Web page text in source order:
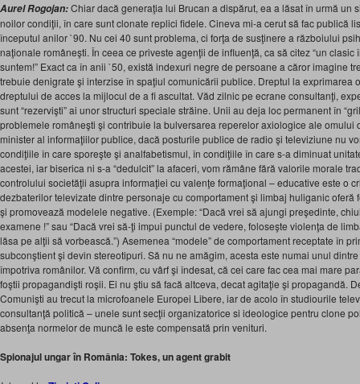
Aurel Rogojan:Chiar dacă generaţia lui Brucan a dispărut, ea a lăsat în urmă un
noilor condiţii, în care sunt clonate replici fidele. Cineva mi-a cerut să fac publică
începutul anilor `90. Nu cei 40 sunt problema, ci forţa de susţinere a războiului
naţionale româneşti. În ceea ce priveste agenţii de influenţă, ca să citez “un clasic
suntem!” Exact ca în anii `50, există indexuri negre de persoane a căror imagine
trebuie denigrate şi interzise în spaţiul comunicării publice. Dreptul la exprimarea
dreptului de acces la mijlocul de a fi ascultat. Văd zilnic pe ecrane consultanţi,
sunt “rezervişti” ai unor structuri speciale străine. Unii au deja loc permanent în
problemele româneşti şi contribuie la bulversarea reperelor axiologice ale omului
minister al informaţiilor publice, dacă posturile publice de radio şi televiziune nu
condiţiile în care sporeşte şi analfabetismul, în condiţiile în care s-a diminuat
acestei, iar biserica ni s-a “dedulcit” la afaceri, vom rămâne fără valorile morale
controlului societăţii asupra informaţiei cu valenţe formaţional – educative este o
dezbaterilor televizate dintre personaje cu comportament şi limbaj huliganic oferă
şi promovează modelele negative. (Exemple: “Dacă vrei să ajungi preşedinte,
examene !” sau “Dacă vrei să-ţi impui punctul de vedere, foloseşte violenţa de
lăsa pe alţii să vorbească.”) Asemenea “modele” de comportament receptate în
subconştient şi devin stereotipuri. Să nu ne amăgim, acesta este numai unul
împotriva românilor. Vă confirm, cu vârf şi îndesat, că cei care fac cea mai mare
foştii propagandişti roşii. Ei nu ştiu să facă altceva, decat agitaţie şi propagandă.
Comunişti au trecut la microfoanele Europei Libere, iar de acolo în studiourile
consultanţă politică – unele sunt secţii organizatorice si ideologice pentru clone
absenţa normelor de muncă le este compensată prin venituri.
Spionajul ungar în România: Tokes, un agent grabit